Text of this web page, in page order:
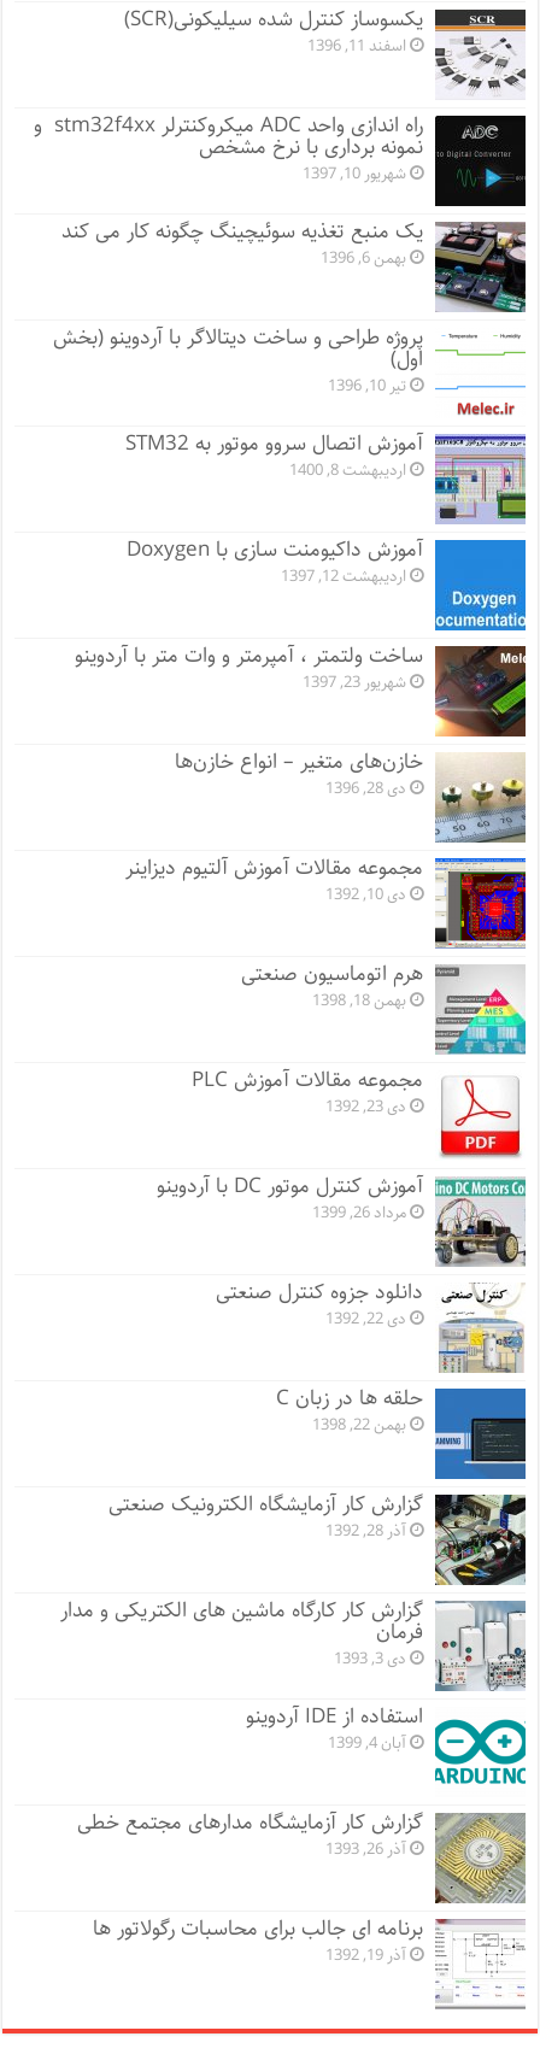
یکسوساز کنترل شده سیلیکونی(SCR)
اسفند 11, 1396
راه اندازی واحد ADC میکروکنترلر stm32f4xx و
نمونه برداری با نرخ مشخص
شهریور 10, 1397
یک منبع تغذیه سوئیچینگ چگونه کار می کند
بهمن 6, 1396
پروژه طراحی و ساخت دیتالاگر با آردوینو (بخش
اول)
تیر 10, 1396
آموزش اتصال سروو موتور به STM32
اردیبهشت 8, 1400
آموزش داکیومنت سازی با Doxygen
اردیبهشت 12, 1397
ساخت ولتمتر ، آمپرمتر و وات متر با آردوینو
شهریور 23, 1397
خازن‌های متغیر – انواع خازن‌ها
دی 28, 1396
مجموعه مقالات آموزش آلتیوم دیزاینر
دی 10, 1392
هرم اتوماسیون صنعتی
بهمن 18, 1398
مجموعه مقالات آموزش PLC
دی 23, 1392
آموزش کنترل موتور DC با آردوینو
مرداد 26, 1399
دانلود جزوه کنترل صنعتی
دی 22, 1392
حلقه ها در زبان C
بهمن 22, 1398
گزارش کار آزمایشگاه الکترونیک صنعتی
آذر 28, 1392
گزارش کار کارگاه ماشین های الکتریکی و مدار
فرمان
دی 3, 1393
استفاده از IDE آردوینو
آبان 4, 1399
گزارش کار آزمایشگاه مدارهای مجتمع خطی
آذر 26, 1393
برنامه ای جالب برای محاسبات رگولاتور ها
آذر 19, 1392